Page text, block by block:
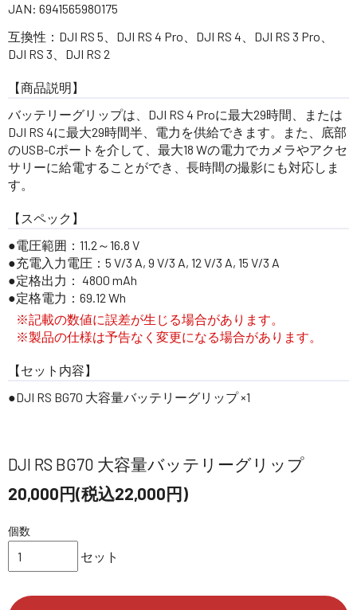
JAN: 6941565980175
互換性：DJI RS 5、DJI RS 4 Pro、DJI RS 4、DJI RS 3 Pro、
DJI RS 3、DJI RS 2
【商品説明】
バッテリーグリップは、DJI RS 4 Proに最大29時間、または
DJI RS 4に最大29時間半、電力を供給できます。また、底部
のUSB-Cポートを介して、最大18 Wの電力でカメラやアクセ
サリーに給電することができ、長時間の撮影にも対応しま
す。
【スペック】
電圧範囲：11.2～16.8 V
充電入力電圧：5 V/3 A, 9 V/3 A, 12 V/3 A, 15 V/3 A
定格出力： 4800 mAh
定格電力：69.12 Wh
※記載の数値に誤差が生じる場合があります。
※製品の仕様は予告なく変更になる場合があります。
【セット内容】
DJI RS BG70 大容量バッテリーグリップ ×1
DJI RS BG70 大容量バッテリーグリップ
20,000円(税込22,000円)
個数
セット